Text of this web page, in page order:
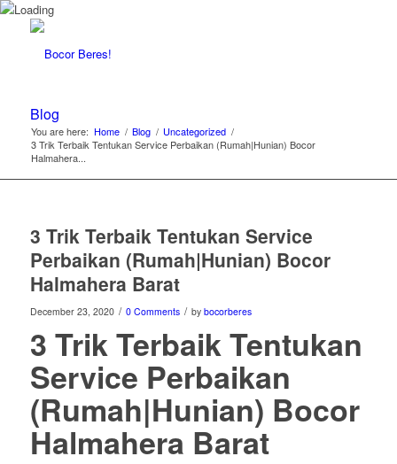
Blog
You are here: Home / Blog / Uncategorized /
3 Trik Terbaik Tentukan Service Perbaikan (Rumah|Hunian) Bocor
Halmahera...
3 Trik Terbaik Tentukan Service
Perbaikan (Rumah|Hunian) Bocor
Halmahera Barat
December 23, 2020 / 0 Comments / by bocorberes
3 Trik Terbaik Tentukan
Service Perbaikan
(Rumah|Hunian) Bocor
Halmahera Barat